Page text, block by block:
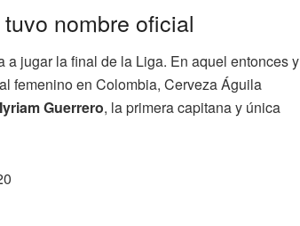
nombre oficial
jugar la final de la Liga. En aquel entonces y
femenino en Colombia, Cerveza Águila
Guerrero, la primera capitana y única